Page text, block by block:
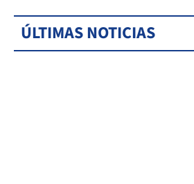
ÚLTIMAS NOTICIAS